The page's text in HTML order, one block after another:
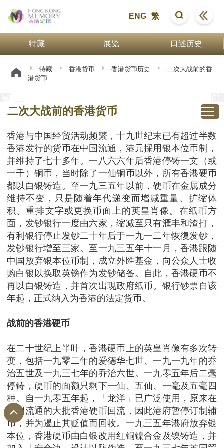
ENG 繁
特藏 展览 口述历史
特藏 香港货币 香港货币历史
二次大战前的香
港货币
二次大战前的香港货币
香港与中国经贸活动频繁，十九世纪末已有超过半数
香港发行的货币在中国流通，港元採用银本位币制，
并维持了七十多年。一八六六年后香港停铸一文（或
一千）铜币，当时除了一仙铜币以外，所有香港硬币
都以白银铸造。至一九三五年以前，硬币在金属成分
维持不变，只是随着年代递变而增减重量、扩缩体
积、重排文字或更换币面上的英皇肖像。在纸币方
面，发钞银行一度由六家，缩减至只有滙丰和渣打，
有利银行停止发钞二十年后于一九一二年恢復发钞，
发钞银行增至三家。至一九三五年十一月，香港跟随
中国放弃银本位币制，成立外匯基金，向公众人士收
购白银以换取英镑作为发钞储备。自此，香港硬币不
再以白银铸造，并首次出现政府纸币。银行钞票自该
年起，正式纳入为香港的法定货币。
战前的香港硬币
在二十世纪上半叶，香港硬币上的英皇肖像有多次转
变，包括一九零二年的爱德华七世、一九一九年的乔
治五世及一九三七年的乔治六世。一九零五年后二毫
停铸，硬币的面额只剩下一仙、五仙、一毫及五毫四
种。自一九零五年起，「龙洋」已广泛使用，原来在
中国流通的大批香港硬币回流，因此港府暂停订制辅
币，并为遏止其贬值而回收。一九三五年港府放弃银
本位，香港硬币由白银改用红铜镍合金及镍铸造，并